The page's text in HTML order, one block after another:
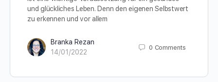
und glückliches Leben. Denn den eigenen Selbstwert
zu erkennen und vor allem
Branka Rezan
14/01/2022
0 Comments